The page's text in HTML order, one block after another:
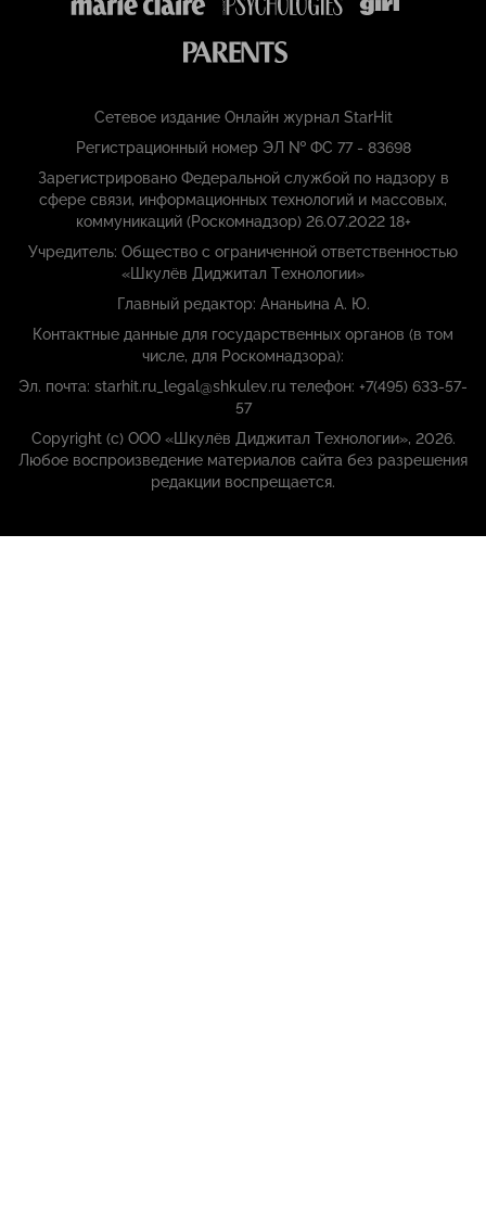
Сетевое издание Онлайн журнал StarHit
Регистрационный номер ЭЛ № ФС 77 - 83698
Зарегистрировано Федеральной службой по надзору в
сфере связи, информационных технологий и массовых,
коммуникаций (Роскомнадзор) 26.07.2022 18+
Учредитель: Общество с ограниченной ответственностью
«Шкулёв Диджитал Технологии»
Главный редактор: Ананьина А. Ю.
Контактные данные для государственных органов (в том
числе, для Роскомнадзора):
Эл. почта: starhit.ru_legal@shkulev.ru телефон: +7(495) 633-57-
57
Copyright (с) ООО «Шкулёв Диджитал Технологии», 2026.
Любое воспроизведение материалов сайта без разрешения
редакции воспрещается.